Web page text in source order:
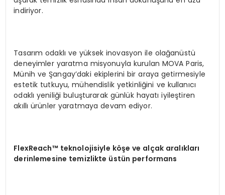
indiriyor.
Tasarım odaklı ve yüksek inovasyon ile olağanüstü
deneyimler yaratma misyonuyla kurulan MOVA Paris,
Münih ve Şangay’daki ekiplerini bir araya getirmesiyle
estetik tutkuyu, mühendislik yetkinliğini ve kullanıcı
odaklı yeniliği buluşturarak günlük hayatı iyileştiren
akıllı ürünler yaratmaya devam ediyor.
FlexReach™ teknolojisiyle köşe ve alçak aralıkları
derinlemesine temizlikte üstün performans